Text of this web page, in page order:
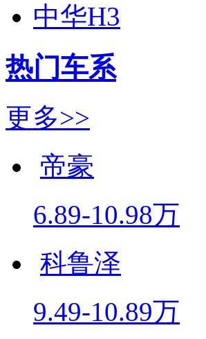
中华H3
热门车系
更多>>
帝豪
6.89-10.98万
科鲁泽
9.49-10.89万